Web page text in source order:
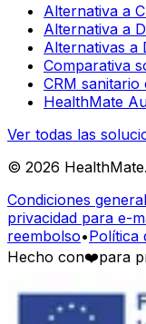
Alternativa a
Alternativa a
Alternativas a
Comparativa
CRM
HealthMate
Ver todas las
© 2026
Condiciones
privacidad para e-
reembolso•Política
Hecho con❤️para